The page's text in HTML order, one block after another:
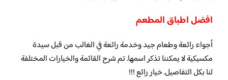
افضل اطباق المطعم
أجواء رائعة وطعام جيد وخدمة رائعة في الغالب من قبل سيدة
مكسيكية لا يمكننا تذكر اسمها. تم شرح القائمة والخيارات المختلفة
لنا بكل التفاصيل. خيار رائع !!!